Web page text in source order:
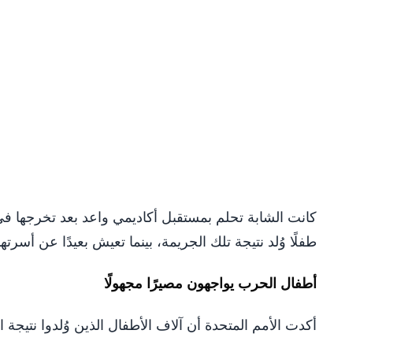
كانت الشابة تحلم بمستقبل أكاديمي واعد بعد تخرجها
طفلًا وُلد نتيجة تلك الجريمة، بينما تعيش بعيدًا عن
أطفال الحرب يواجهون مصيرًا مجهولًا
أكدت الأمم المتحدة أن آلاف الأطفال الذين وُلدوا